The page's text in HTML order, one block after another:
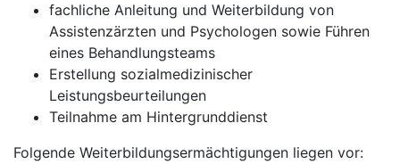
fachliche Anleitung und Weiterbildung von
Assistenzärzten und Psychologen sowie Führen
eines Behandlungsteams
Erstellung sozialmedizinischer
Leistungsbeurteilungen
Teilnahme am Hintergrunddienst
Folgende Weiterbildungsermächtigungen liegen vor: